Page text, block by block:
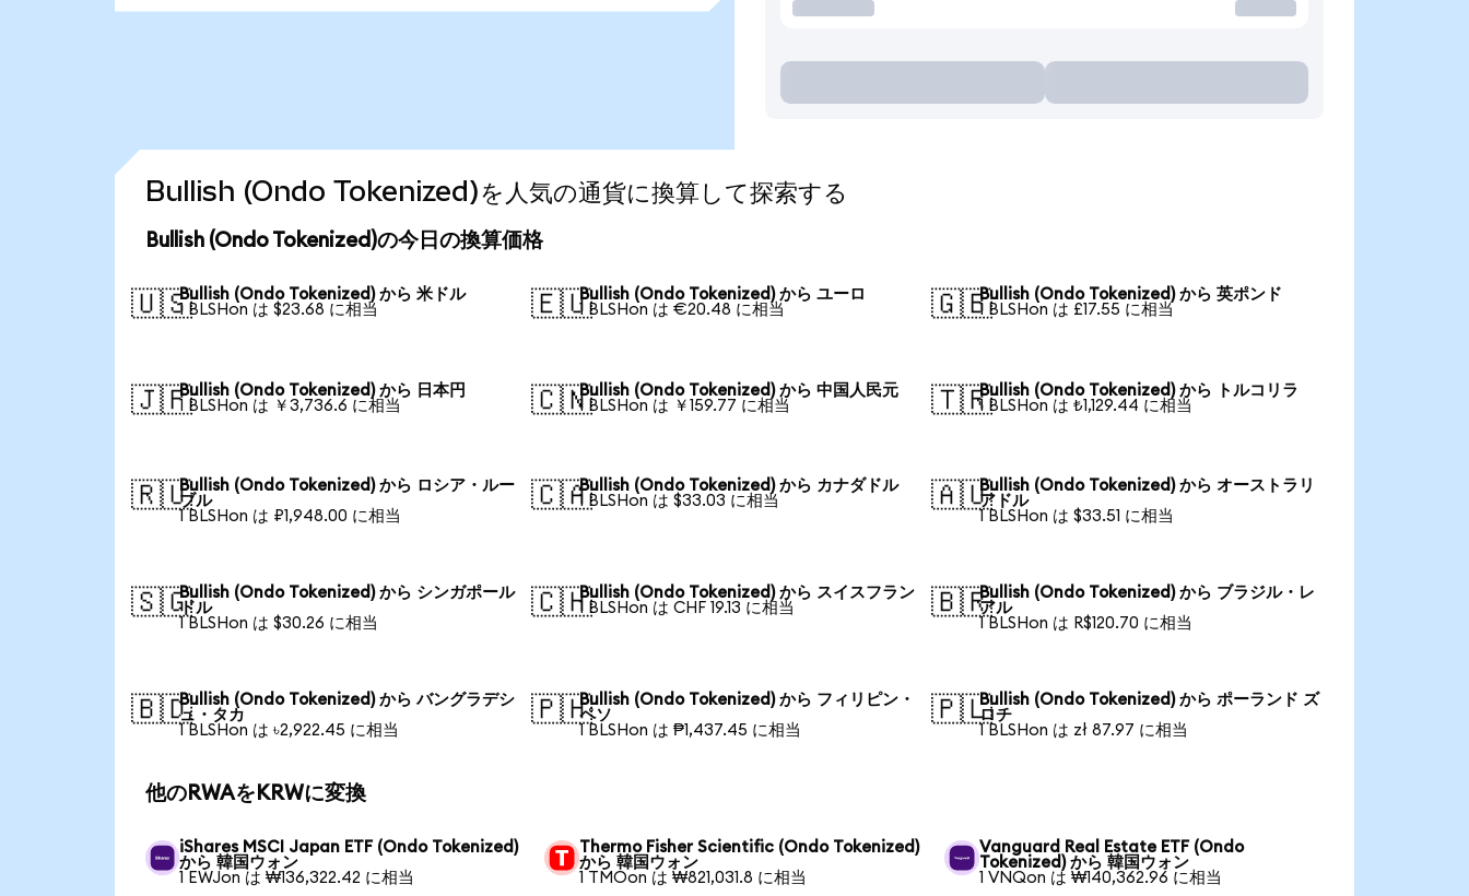
Bullish (Ondo Tokenized)を人気の通貨に換算して探索する
Bullish (Ondo Tokenized)の今日の換算価格
🇺🇸Bullish (Ondo Tokenized) から 米ドル
1 BLSHon は $23.68 に相当
🇪🇺Bullish (Ondo Tokenized) から ユーロ
1 BLSHon は €20.48 に相当
🇬🇧Bullish (Ondo Tokenized) から 英ポンド
1 BLSHon は £17.55 に相当
🇯🇵Bullish (Ondo Tokenized) から 日本円
1 BLSHon は ￥3,736.6 に相当
🇨🇳Bullish (Ondo Tokenized) から 中国人民元
1 BLSHon は ￥159.77 に相当
🇹🇷Bullish (Ondo Tokenized) から トルコリラ
1 BLSHon は ₺1,129.44 に相当
🇷🇺Bullish (Ondo Tokenized) から ロシア・ルー
ブル
1 BLSHon は ₽1,948.00 に相当
🇨🇦Bullish (Ondo Tokenized) から カナダドル
1 BLSHon は $33.03 に相当
🇦🇺Bullish (Ondo Tokenized) から オーストラリ
アドル
1 BLSHon は $33.51 に相当
🇸🇬Bullish (Ondo Tokenized) から シンガポール
ドル
1 BLSHon は $30.26 に相当
🇨🇭Bullish (Ondo Tokenized) から スイスフラン
1 BLSHon は CHF 19.13 に相当
🇧🇷Bullish (Ondo Tokenized) から ブラジル・レ
アル
1 BLSHon は R$120.70 に相当
🇧🇩Bullish (Ondo Tokenized) から バングラデシ
ュ・タカ
1 BLSHon は ৳2,922.45 に相当
🇵🇭Bullish (Ondo Tokenized) から フィリピン・
ペソ
1 BLSHon は ₱1,437.45 に相当
🇵🇱Bullish (Ondo Tokenized) から ポーランド ズ
ロチ
1 BLSHon は zł 87.97 に相当
他のRWAをKRWに変換
iShares MSCI Japan ETF (Ondo Tokenized)
から 韓国ウォン
1 EWJon は ₩136,322.42 に相当
Thermo Fisher Scientific (Ondo Tokenized)
から 韓国ウォン
1 TMOon は ₩821,031.8 に相当
Vanguard Real Estate ETF (Ondo
Tokenized) から 韓国ウォン
1 VNQon は ₩140,362.96 に相当